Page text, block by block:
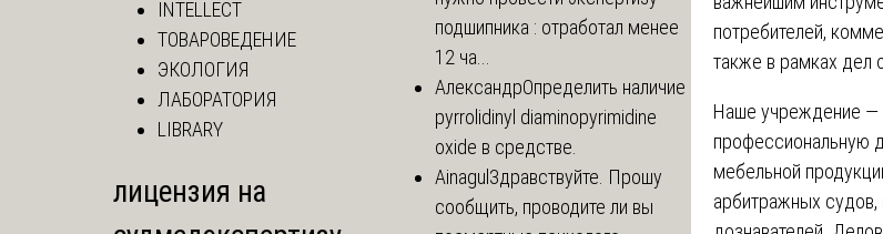
потребителей,
также в рамках дел
Наше учреждение —
профессиональную
мебельной
арбитражных судов,
INTELLECT
ТОВАРОВЕДЕНИЕ
ЭКОЛОГИЯ
ЛАБОРАТОРИЯ
LIBRARY
лицензия на
подшипника : отработал менее
12 ча...
АлександрОпределить наличие
pyrrolidinyl diaminopyrimidine
oxide в средстве.
Ainagul Здравствуйте. Прошу
сообщить, проводите ли вы